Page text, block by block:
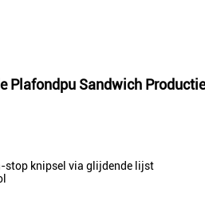
Plafondpu Sandwich
stop knipsel via glijdende lijst